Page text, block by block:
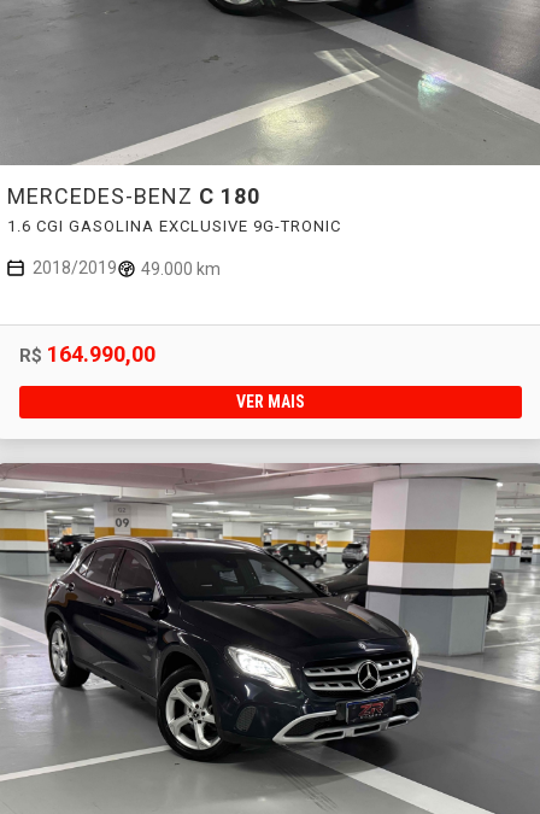
MERCEDES-BENZ C 180
1.6 CGI GASOLINA EXCLUSIVE 9G-TRONIC
2018/2019 49.000 km
R$ 164.990,00
VER MAIS